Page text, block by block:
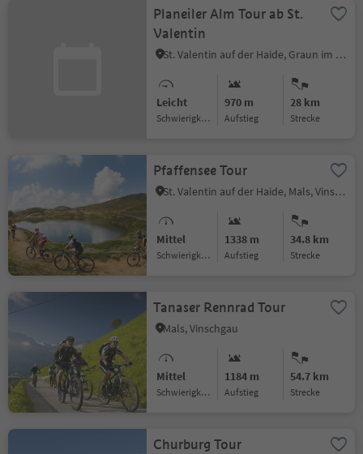
Planeiler Alm Tour ab St.
Valentin
St. Valentin auf der Haide, Graun im Vinschgau, Vinschgau
Leicht
Schwierigkeitsgrad
970 m
Aufstieg
28 km
Strecke
Pfaffensee Tour
St. Valentin auf der Haide, Mals, Vinschgau
Mittel
Schwierigkeitsgrad
1338 m
Aufstieg
34.8 km
Strecke
Tanaser Rennrad Tour
Mals, Vinschgau
Mittel
Schwierigkeitsgrad
1184 m
Aufstieg
54.7 km
Strecke
Churburg Tour